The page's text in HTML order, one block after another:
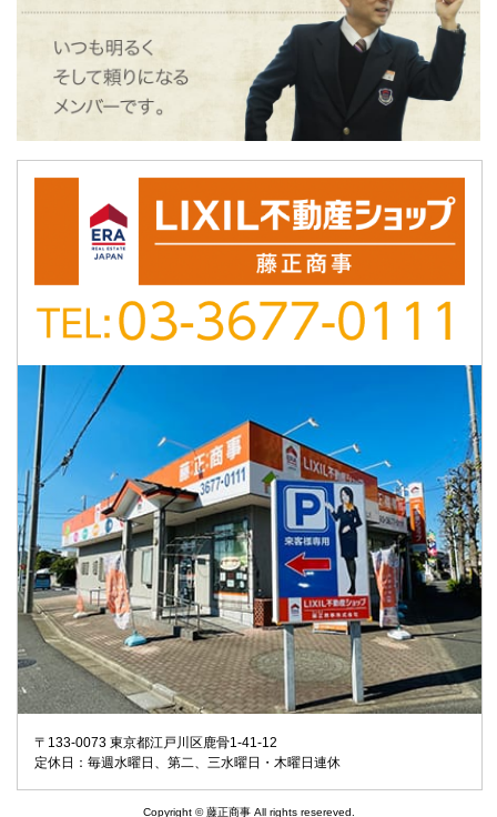
〒133-0073 東京都江戸川区鹿骨1-41-12
定休日：毎週水曜日、第二、三水曜日・木曜日連休
Copyright © 藤正商事 All rights resereved.